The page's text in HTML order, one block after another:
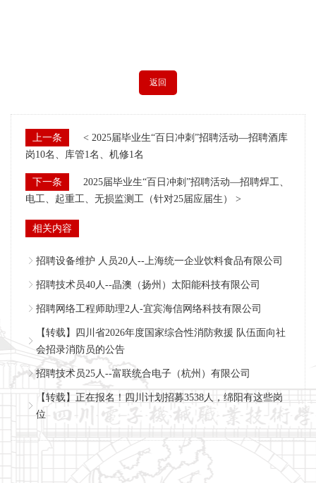
返回
上一条
< 2025届毕业生“百日冲刺”招聘活动—招聘酒库
岗10名、库管1名、机修1名
下一条
2025届毕业生“百日冲刺”招聘活动—招聘焊工、
电工、起重工、无损监测工（针对25届应届生） >
相关内容
招聘设备维护 人员20人--上海统一企业饮料食品有限公司
招聘技术员40人--晶澳（扬州）太阳能科技有限公司
招聘网络工程师助理2人-宜宾海信网络科技有限公司
【转载】四川省2026年度国家综合性消防救援 队伍面向社
会招录消防员的公告
招聘技术员25人--富联统合电子（杭州）有限公司
【转载】正在报名！四川计划招募3538人，绵阳有这些岗
位